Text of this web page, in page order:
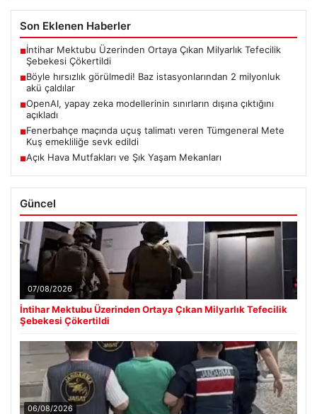
Son Eklenen Haberler
■İntihar Mektubu Üzerinden Ortaya Çıkan Milyarlık Tefecilik
Şebekesi Çökertildi
■Böyle hırsızlık görülmedi! Baz istasyonlarından 2 milyonluk
akü çaldılar
■OpenAI, yapay zeka modellerinin sınırların dışına çıktığını
açıkladı
■Fenerbahçe maçında uçuş talimatı veren Tümgeneral Mete
Kuş emekliliğe sevk edildi
■Açık Hava Mutfakları ve Şık Yaşam Mekanları
Güncel
07/08/2026
İntihar Mektubu Üzerinden Ortaya Çıkan Milyarlık Tefecilik
Şebekesi Çökertildi
06/08/2026